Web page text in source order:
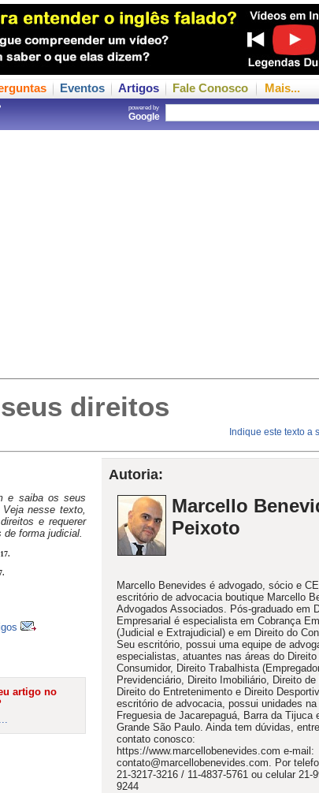
Eventos Artigos Fale Conosco Mais...
powered by
Google
direitos
Indique este texto a
Autoria:
Marcello
Peixoto
Marcello Benevides é advogado, sócio e
escritório de advocacia boutique Marcello
Advogados Associados. Pós-graduado em
Empresarial é especialista em Cobrança
(Judicial e Extrajudicial) e em Direito do
Seu escritório, possui uma equipe de
especialistas, atuantes nas áreas do Direito
Consumidor, Direito Trabalhista
Previdenciário, Direito Imobiliário, Direito de
Direito do Entretenimento e Direito
escritório de advocacia, possui unidades na
Freguesia de Jacarepaguá, Barra da Tijuca
Grande São Paulo. Ainda tem dúvidas,
contato conosco:
https://www.marcellobenevides.com e-mail:
contato@marcellobenevides.com. Por
21-3217-3216 / 11-4837-5761 ou celular 21-
9244
e saiba os seus
nesse texto,
e requerer
forma judicial.
artigo no